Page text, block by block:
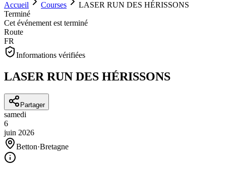
Accueil Courses
LASER RUN DES HÉRISSONS
Terminé
Cet événement est terminé
Route
FR
Informations vérifiées
LASER RUN DES HÉRISSONS
Partager
samedi
6
juin 2026
Betton·Bretagne